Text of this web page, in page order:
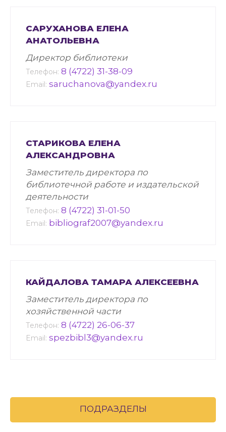
САРУХАНОВА ЕЛЕНА
АНАТОЛЬЕВНА
Директор библиотеки
Телефон: 8 (4722) 31-38-09
Email: saruchanova@yandex.ru
СТАРИКОВА ЕЛЕНА
АЛЕКСАНДРОВНА
Заместитель директора по
библиотечной работе и издательской
деятельности
Телефон: 8 (4722) 31-01-50
Email: bibliograf2007@yandex.ru
КАЙДАЛОВА ТАМАРА АЛЕКСЕЕВНА
Заместитель директора по
хозяйственной части
Телефон: 8 (4722) 26-06-37
Email: spezbibl3@yandex.ru
ПОДРАЗДЕЛЫ